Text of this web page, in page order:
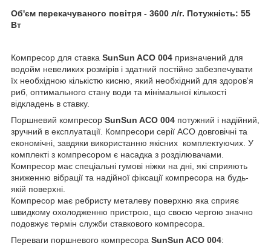
Об'єм перекачуваного повітря - 3600 л/г. Потужність: 55
Вт
Компресор для ставка SunSun ACO 004 призначений для
водойм невеликих розмірів і здатний постійно забезпечувати
їх необхідною кількістю кисню, який необхідний для здоров'я
риб, оптимального стану води та мінімальної кількості
відкладень в ставку.
Поршневий компресор SunSun ACO 004 потужний і надійний,
зручний в експлуатації. Компресори серії ACO довговічні та
економічні, завдяки використанню якісних комплектуючих. У
комплекті з компресором є насадка з розділювачами.
Компресор має спеціальні гумові ніжки на дні, які сприяють
зниженню вібрації та надійної фіксації компресора на будь-
якій поверхні.
Компресор має ребристу металеву поверхню яка сприяє
швидкому охолодженню пристрою, що своєю чергою значно
подовжує термін служби ставкового компресора.
Переваги поршневого компресора SunSun ACO 004: